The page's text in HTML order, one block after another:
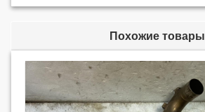
Похожие товары